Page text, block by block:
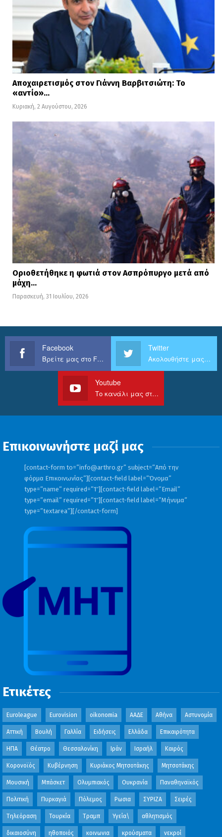
Αποχαιρετισμός στον Γιάννη Βαρβιτσιώτη: Το
«αντίο»…
Κυριακή, 2 Αυγούστου, 2026
Οριοθετήθηκε η φωτιά στον Ασπρόπυργο μετά από
μάχη…
Παρασκευή, 31 Ιουλίου, 2026
Facebook
Βρείτε μας στο Facebook
Twitter
Ακολουθήστε μας στο Twitter
Youtube
Το κανάλι μας στο Youtube
Επικοινωνήστε μαζί μας
[contact-form to=”info@arthro.gr” subject=”Από την
φόρμα Επικοινωνίας”][contact-field label=”Όνομα”
type=”name” required=”1″][contact-field label=”Email”
type=”email” required=”1″][contact-field label=”Μήνυμα”
type=”textarea”][/contact-form]
Ετικέτες
Euroleague Eurovision oikonomia ΑΑΔΕ Αθήνα Αστυνομία
Αττική Βουλή Γαλλία Ειδήσεις Ελλάδα Επικαιρότητα
ΗΠΑ Θέατρο Θεσσαλονίκη Ιράν Ισραήλ Καιρός
Κορονοϊός Κυβέρνηση Κυριάκος Μητσοτάκης Μητσοτάκης
Μουσική Μπάσκετ Ολυμπιακός Ουκρανία Παναθηναϊκός
Πολιτική Πυρκαγιά Πόλεμος Ρωσια ΣΥΡΙΖΑ Σειρές
Τηλεόραση Τουρκία Τραμπ Υγεία\ αθλητισμός
δικαιοσύνη ηθοποιός κοινωνια κρούσματα νεκροί